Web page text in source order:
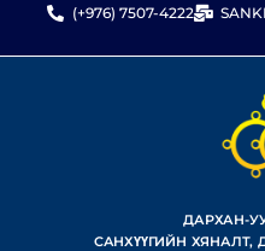
(+976) 7507-4222
ДАРХАН-
САНХҮҮГИЙН ХЯНАЛТ,